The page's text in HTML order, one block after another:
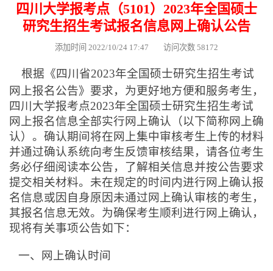
四川大学报考点（5101）2023年全国硕士
研究生招生考试报名信息网上确认公告
添加时间 2022/10/24 17:47 访问次数 58172
根据《四川省2023年全国硕士研究生招生考试
网上报名公告》要求，为更好地方便和服务考生，
四川大学报考点2023年全国硕士研究生招生考试
网上报名信息全部实行网上确认（以下简称网上确
认）。确认期间将在网上集中审核考生上传的材料
并通过确认系统向考生反馈审核结果，请各位考生
务必仔细阅读本公告，了解相关信息并按公告要求
提交相关材料。未在规定的时间内进行网上确认报
名信息或因自身原因未通过网上确认审核的考生，
其报名信息无效。为确保考生顺利进行网上确认，
现将有关事项公告如下：
一、网上确认时间